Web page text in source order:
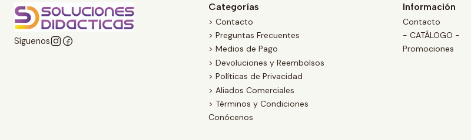
Síguenos
Categorías
> Contacto
> Preguntas Frecuentes
> Medios de Pago
> Devoluciones y Reembolsos
> Políticas de Privacidad
> Aliados Comerciales
> Términos y Condiciones
Conócenos
Información
Contacto
- CATÁLOGO -
Promociones